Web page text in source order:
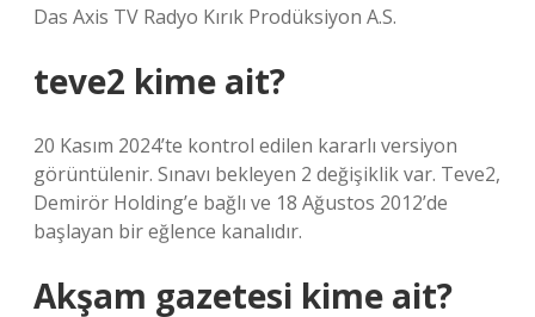
Das Axis TV Radyo Kırık Prodüksiyon A.S.
teve2 kime ait?
20 Kasım 2024’te kontrol edilen kararlı versiyon
görüntülenir. Sınavı bekleyen 2 değişiklik var. Teve2,
Demirör Holding’e bağlı ve 18 Ağustos 2012’de
başlayan bir eğlence kanalıdır.
Akşam gazetesi kime ait?